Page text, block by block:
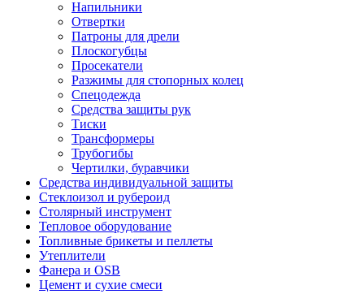
Напильники
Отвертки
Патроны для дрели
Плоскогубцы
Просекатели
Разжимы для стопорных колец
Спецодежда
Средства защиты рук
Тиски
Трансформеры
Трубогибы
Чертилки, буравчики
Средства индивидуальной защиты
Стеклоизол и рубероид
Столярный инструмент
Тепловое оборудование
Топливные брикеты и пеллеты
Утеплители
Фанера и OSB
Цемент и сухие смеси